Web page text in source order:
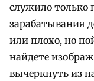
служило только
зарабатывания
или плохо, но
найдете
вычеркнуть из